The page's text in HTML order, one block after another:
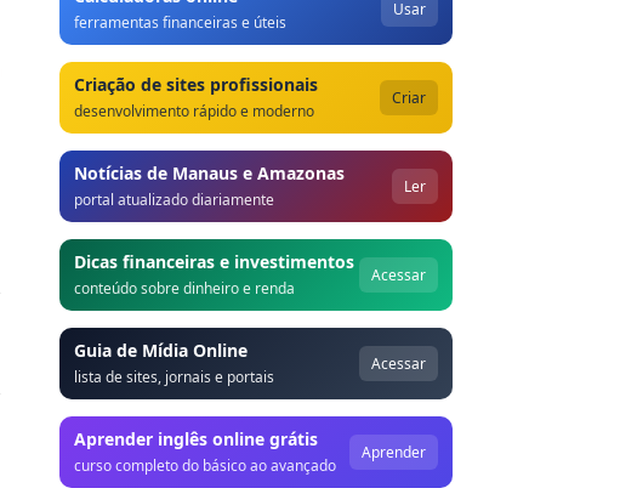
ferramentas financeiras e úteis
Usar
Criação de sites profissionais
desenvolvimento rápido e moderno
Criar
Notícias de Manaus e Amazonas
portal atualizado diariamente
Ler
Dicas financeiras e investimentos
conteúdo sobre dinheiro e renda
Acessar
Guia de Mídia Online
lista de sites, jornais e portais
Acessar
Aprender inglês online grátis
curso completo do básico ao avançado
Aprender